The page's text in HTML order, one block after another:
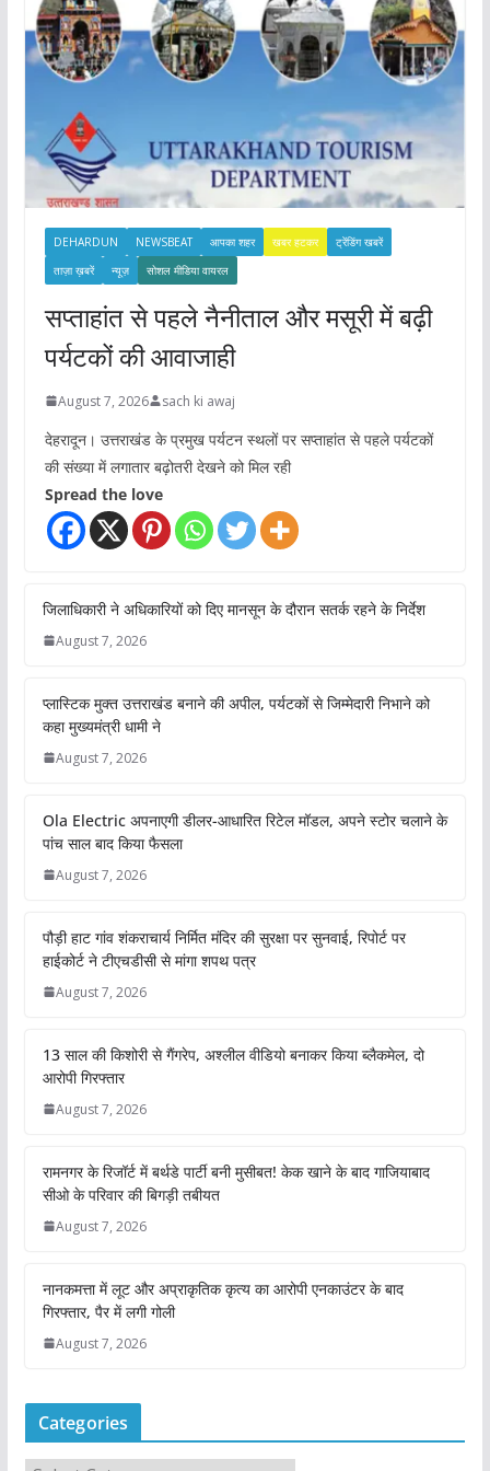
DEHARDUN NEWSBEAT आपका शहर खबर हटकर
ट्रेंडिंग खबरें
ताज़ा ख़बरें
न्यूज़ सोशल मीडिया वायरल
सप्ताहांत से पहले नैनीताल और मसूरी में बढ़ी
पर्यटकों की आवाजाही
August 7, 2026 sach ki awaj
देहरादून। उत्तराखंड के प्रमुख पर्यटन स्थलों पर सप्ताहांत से पहले पर्यटकों
की संख्या में लगातार बढ़ोतरी देखने को मिल रही
Spread the love
जिलाधिकारी ने अधिकारियों को दिए मानसून के दौरान सतर्क रहने के निर्देश
August 7, 2026
प्लास्टिक मुक्त उत्तराखंड बनाने की अपील, पर्यटकों से जिम्मेदारी निभाने को
कहा मुख्यमंत्री धामी ने
August 7, 2026
Ola Electric अपनाएगी डीलर-आधारित रिटेल मॉडल, अपने स्टोर चलाने के
पांच साल बाद किया फैसला
August 7, 2026
पौड़ी हाट गांव शंकराचार्य निर्मित मंदिर की सुरक्षा पर सुनवाई, रिपोर्ट पर
हाईकोर्ट ने टीएचडीसी से मांगा शपथ पत्र
August 7, 2026
13 साल की किशोरी से गैंगरेप, अश्लील वीडियो बनाकर किया ब्लैकमेल, दो
आरोपी गिरफ्तार
August 7, 2026
रामनगर के रिजॉर्ट में बर्थडे पार्टी बनी मुसीबत! केक खाने के बाद गाजियाबाद
सीओ के परिवार की बिगड़ी तबीयत
August 7, 2026
नानकमत्ता में लूट और अप्राकृतिक कृत्य का आरोपी एनकाउंटर के बाद
गिरफ्तार, पैर में लगी गोली
August 7, 2026
Categories